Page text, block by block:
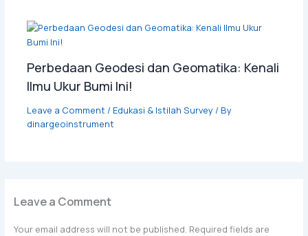
Perbedaan Geodesi dan Geomatika: Kenali
Ilmu Ukur Bumi Ini!
Leave a Comment/ Edukasi & Istilah Survey/ By
dinargeoinstrument
Leave a Comment
Your email address will not be published. Required fields are